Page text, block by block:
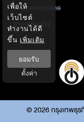
Thainewsonline
ฐานเศรษฐกิจ
©2026กรุงเทพธุร
เพื่อให้
เว็บไซต์
ทำงานได้ดี
ขึ้น เพิ่มเติม
ยอมรับ
ตั้งค่า